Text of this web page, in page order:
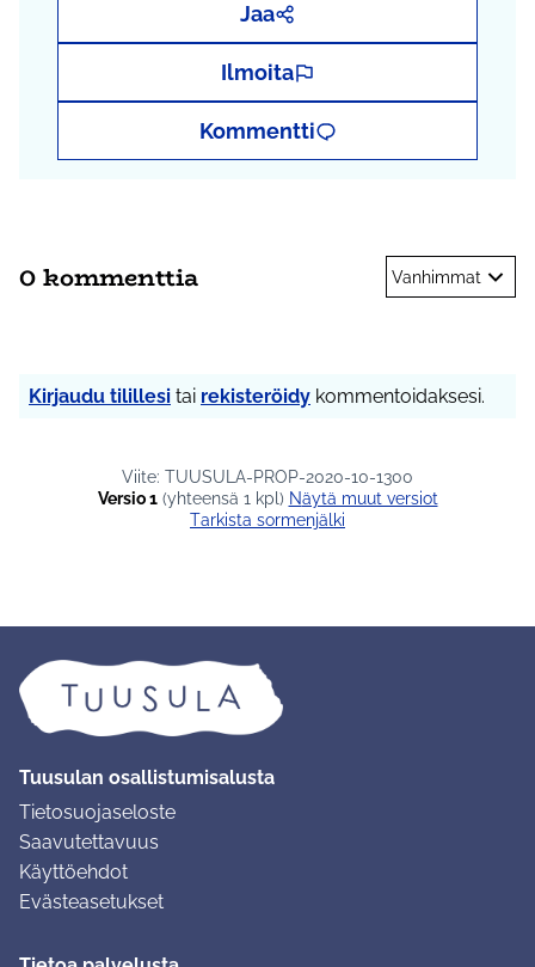
Jaa
Ilmoita
Kommentti
0 kommenttia Vanhimmat
Kirjaudu tilillesi tai rekisteröidy kommentoidaksesi.
Viite: TUUSULA-PROP-2020-10-1300
Versio 1(yhteensä 1 kpl)
näytä muut versiot
Tarkista sormenjälki
Tuusulan osallistumisalusta
Tietosuojaseloste
Saavutettavuus
Käyttöehdot
Evästeasetukset